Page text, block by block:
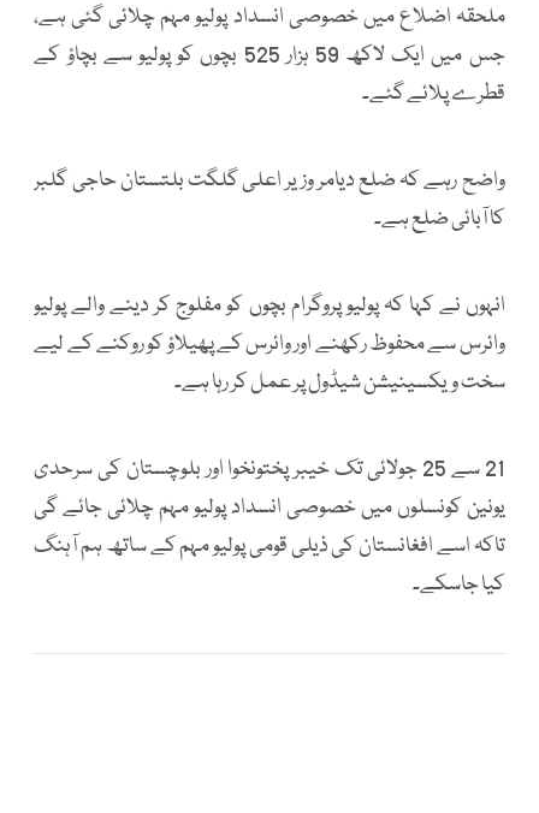
ملحقہ اضلاع میں خصوصی انسداد پولیو مہم چلائی گئی ہے،
جس میں ایک لاکھ 59 ہزار 525 بچوں کو پولیو سے بچاؤ کے
قطرے پلائے گئے۔
واضح رہے کہ ضلع دیامر وزیر اعلی گلگت بلتستان حاجی گلبر
کا آبائی ضلع ہے۔
انہوں نے کہا کہ پولیو پروگرام بچوں کو مفلوج کر دینے والے پولیو
وائرس سے محفوظ رکھنے اور وائرس کے پھیلاؤ کو روکنے کے لیے
سخت ویکسینیشن شیڈول پر عمل کر رہا ہے۔
21 سے 25 جولائی تک خیبر پختونخوا اور بلوچستان کی سرحدی
یونین کونسلوں میں خصوصی انسداد پولیو مہم چلائی جائے گی
تاکہ اسے افغانستان کی ذیلی قومی پولیو مہم کے ساتھ ہم آہنگ
کیا جاسکے۔